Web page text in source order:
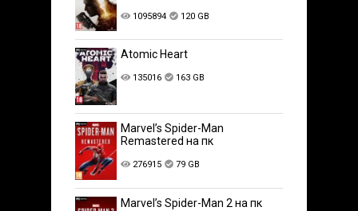
1095894 120 GB
Atomic Heart
135016 163 GB
Marvel’s Spider-Man
Remastered на пк
276915 79 GB
Marvel’s Spider-Man 2 на пк